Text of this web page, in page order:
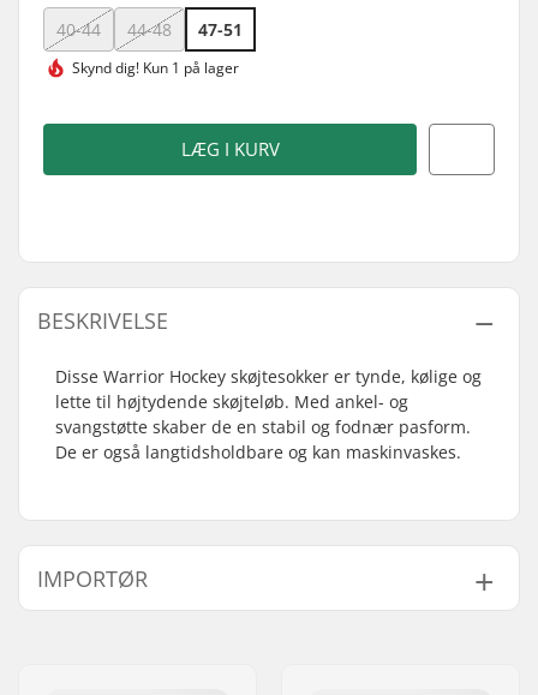
40-44 44-48 47-51
Skynd dig! Kun 1 på lager
LÆG I KURV
BESKRIVELSE
Disse Warrior Hockey skøjtesokker er tynde, kølige og
lette til højtydende skøjteløb. Med ankel- og
svangstøtte skaber de en stabil og fodnær pasform.
De er også langtidsholdbare og kan maskinvaskes.
IMPORTØR